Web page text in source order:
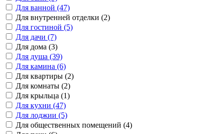
Для ванной (47)
Для внутренней отделки (2)
Для гостиной (5)
Для дачи (7)
Для дома (3)
Для душа (39)
Для камина (6)
Для квартиры (2)
Для комнаты (2)
Для крыльца (1)
Для кухни (47)
Для лоджии (5)
Для общественных помещений (4)